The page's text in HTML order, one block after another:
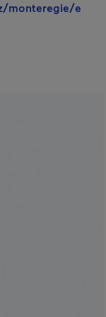
monteregie/e
dans une nouvelle